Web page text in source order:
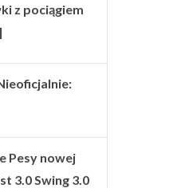
z pociągiem
Pesy nowej
3.0 Swing 3.0